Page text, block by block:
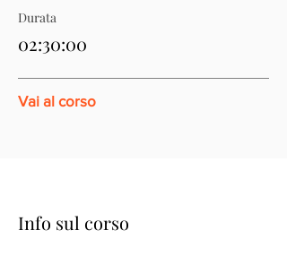
Durata
02:30:00
Vai al corso
Info sul corso